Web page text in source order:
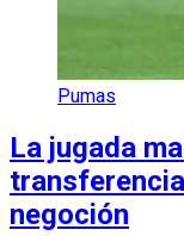
Pumas
La jugada
negoción